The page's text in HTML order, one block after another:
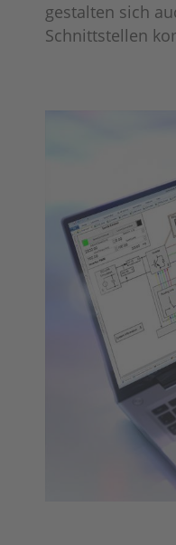
gestalten sich
Schnittstellen